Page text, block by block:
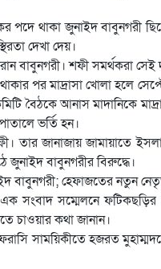
পদে থাকা জুনাইদ বাবুনগরী
দেখা দেয়।
বাবুনগরী। শফী সমর্থকরা সেই
পর মাদ্রাসা খোলা হলে
বৈঠকে আনাস মাদানিকে
ভর্তি হন।
তার জানাজায় জামায়াতে
জুনাইদ বাবুনগরীর বিরুদ্ধে।
বাবুনগরী; হেফাজতের নতুন
সংবাদ সম্মেলনে
চাওয়ার কথা জানান।
সাময়িকীতে হজরত